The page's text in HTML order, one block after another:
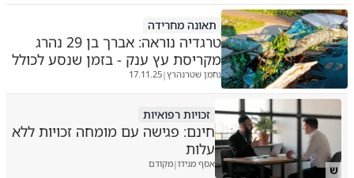
תאונה מחרידה
טרגדיה נוראה: אברך בן 29 נהרג
מקריסת עץ ענק - בזמן שנסע לכולל
נחמן שטרנהרץ|
17.11.25
ש
זכויות רפואיות
חינם: פגישה עם מומחה זכויות ללא
עלות
אסף מגידו|מקודם